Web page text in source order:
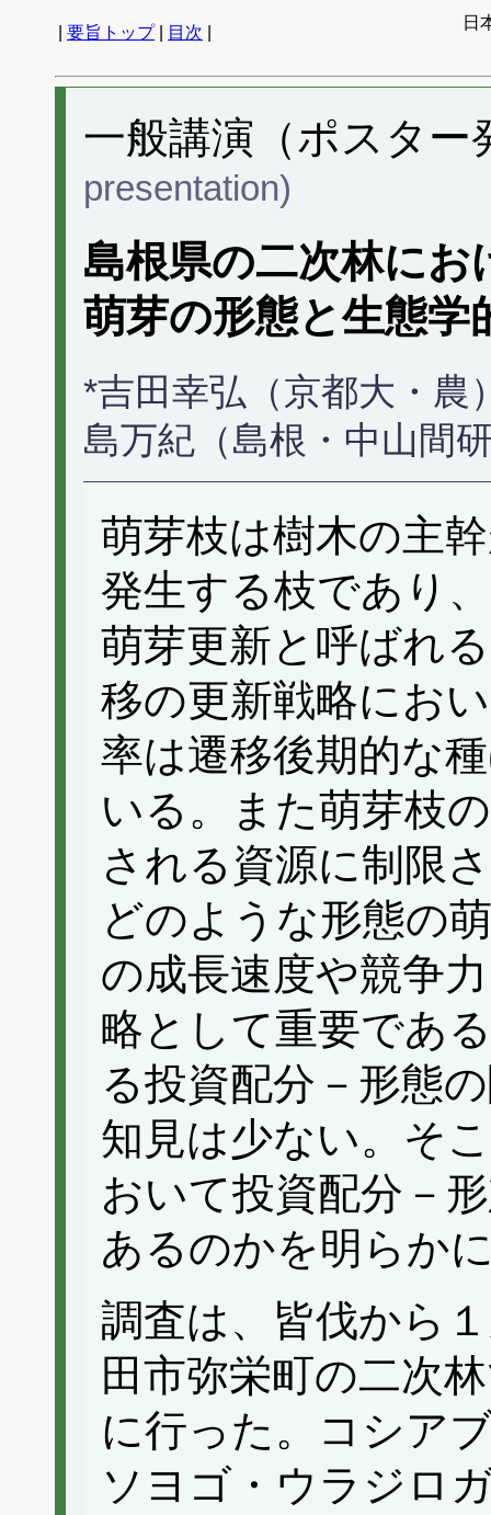
要旨トップ| 目次
日
一般講演（ポスタ
presentation)
島根県の二次林にお
萌芽の形態と生態学
*吉田幸弘（京都大・農
島万紀（島根・中山間
萌芽枝は樹木の主
発生する枝であり
萌芽更新と呼ばれ
移の更新戦略にお
率は遷移後期的な
いる。また萌芽枝
される資源に制限
どのような形態の
の成長速度や競争
略として重要であ
る投資配分－形態
知見は少ない。そ
おいて投資配分－
あるのかを明らか
調査は、皆伐から
田市弥栄町の二次
に行った。コシア
ソヨゴ・ウラジロ